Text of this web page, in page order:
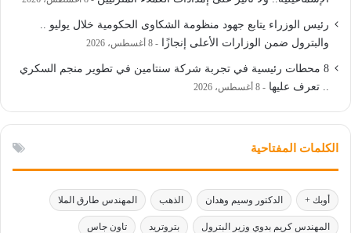
رئيس الوزراء يتابع جهود منظومة الشكاوى الحكومية خلال يوليو ..
والبترول ضمن الوزارات الأعلى إنجازًا
8 أغسطس، 2026
8 محطات رئيسية في تجربة شركة سنتامين في تطوير منجم السكري
.. تعرف عليها
8 أغسطس، 2026
الكلمات المفتاحية
أوبك + الدكتور وسيم وهدان الذهب المهندس طارق الملا
المهندس كريم بدوي وزير البترول بتروتريد تاون جاس